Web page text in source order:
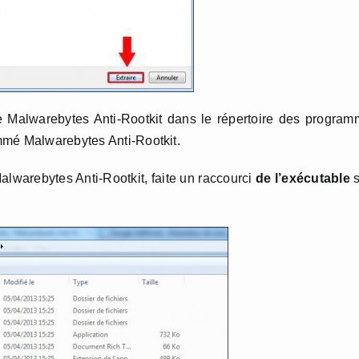
Anti-Rootkit dans le répertoire des
Malwarebytes Anti-Rootkit.
Anti-Rootkit, faite un raccourci de l’exécutable